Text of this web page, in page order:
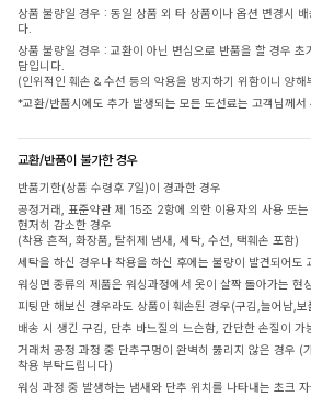
상품 불량일 경우 : 동일 상품 외 타 상품이나 옵션 변경시
다.
상품 불량일 경우 : 교환이 아닌 변심으로 반품을 할 경우
담입니다.
(인위적인 훼손 & 수선 등의 악용을 방지하기 위함이니 양해
*교환/반품시에도 추가 발생되는 모든 도선료는 고객님께서
교환/반품이 불가한 경우
반품기한(상품 수령후 7일)이 경과한 경우
공정거래, 표준약관 제 15조 2항에 의한 이용자의 사용 또
현저히 감소한 경우
(착용 흔적, 화장품, 탈취제 냄새, 세탁, 수선, 택훼손 포함)
세탁을 하신 경우나 착용을 하신 후에는 불량이 발견되어도
워싱면 종류의 제품은 워싱과정에서 옷이 살짝 돌아가는 현
피팅만 해보신 경우라도 상품이 훼손된 경우(구김,늘어남,
배송 시 생긴 구김, 단추 바느질의 느슨함, 간단한 손질이 가
거래처 공정 과정 중 단추구멍이 완벽히 뚫리지 않은 경우 (
착용 부탁드립니다)
워싱 과정 중 발생하는 냄새와 단추 위치를 나타내는 초크